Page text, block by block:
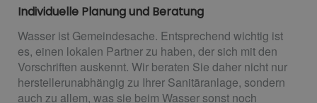
Individuelle Planung und Beratung
Wasser ist Gemeindesache. Entsprechend wichtig ist
es, einen lokalen Partner zu haben, der sich mit den
Vorschriften auskennt. Wir beraten Sie daher nicht nur
herstellerunabhängig zu Ihrer Sanitäranlage, sondern
auch zu allem, was sie beim Wasser sonst noch